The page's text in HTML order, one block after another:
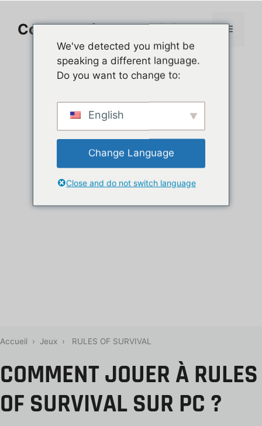
contenuComment jouer sur PC Menu
Accueil › Jeux › RULES OF SURVIVAL
COMMENT JOUER À RULES
OF SURVIVAL SUR PC ?
We've detected you might be
speaking a different language.
Do you want to change to:
English
Change Language
Close and do not switch language